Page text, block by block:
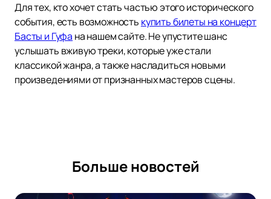
Для тех, кто хочет стать частью этого исторического
события, есть возможность купить билеты на концерт
Басты и Гуфа на нашем сайте. Не упустите шанс
услышать вживую треки, которые уже стали
классикой жанра, а также насладиться новыми
произведениями от признанных мастеров сцены.
Больше новостей